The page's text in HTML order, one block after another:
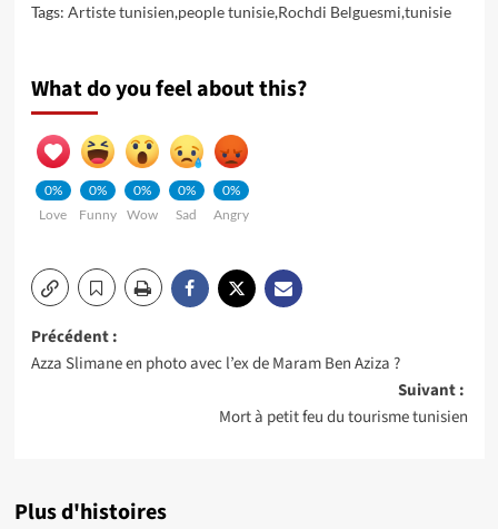
Tags: Artiste tunisien,people tunisie,Rochdi Belguesmi,tunisie
What do you feel about this?
0%
Love
0%
Funny
0%
Wow
0%
Sad
0%
Angry
Navigation
d’article
Précédent :
Azza Slimane en photo avec l’ex de Maram Ben Aziza ?
Suivant :
Mort à petit feu du tourisme tunisien
Plus d'histoires